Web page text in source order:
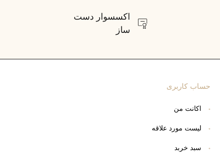
اکسسوار دست
ساز
حساب کاربری
اکانت من
لیست مورد علاقه
سبد خربد